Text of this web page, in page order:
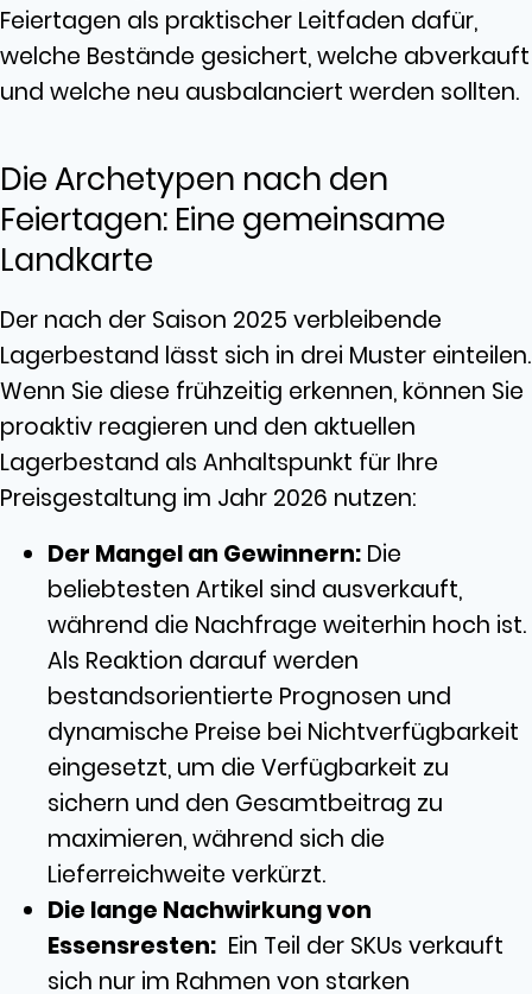
Feiertagen als praktischer Leitfaden dafür,
welche Bestände gesichert, welche abverkauft
und welche neu ausbalanciert werden sollten.
Die Archetypen nach den
Feiertagen: Eine gemeinsame
Landkarte
Der nach der Saison 2025 verbleibende
Lagerbestand lässt sich in drei Muster einteilen.
Wenn Sie diese frühzeitig erkennen, können Sie
proaktiv reagieren und den aktuellen
Lagerbestand als Anhaltspunkt für Ihre
Preisgestaltung im Jahr 2026 nutzen:
Der Mangel an Gewinnern: Die
beliebtesten Artikel sind ausverkauft,
während die Nachfrage weiterhin hoch ist.
Als Reaktion darauf werden
bestandsorientierte Prognosen und
dynamische Preise bei Nichtverfügbarkeit
eingesetzt, um die Verfügbarkeit zu
sichern und den Gesamtbeitrag zu
maximieren, während sich die
Lieferreichweite verkürzt.
Die lange Nachwirkung von
Essensresten: Ein Teil der SKUs verkauft
sich nur im Rahmen von starken